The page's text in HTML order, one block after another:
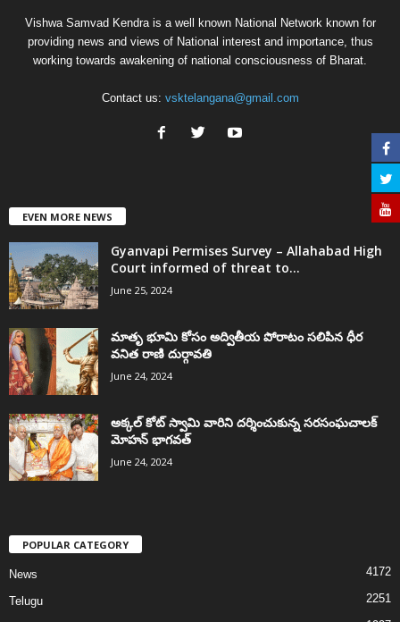
Vishwa Samvad Kendra is a well known National Network known for
providing news and views of National interest and importance, thus
working towards awakening of national consciousness of Bharat.
Contact us: vsktelangana@gmail.com
EVEN MORE NEWS
Gyanvapi Permises Survey – Allahabad High
Court informed of threat to...
June 25, 2024
మాతృ భూమి కోసం అద్వితీయ పోరాటం సలిపిన ధీర
వనిత రాణి దుర్గావతి
June 24, 2024
అక్కల్‌ కోట్‌ స్వామి వారిని దర్శించుకున్న సరసంఘచాలక్
మోహన్ భాగవత్
June 24, 2024
POPULAR CATEGORY
News 4172
Telugu 2251